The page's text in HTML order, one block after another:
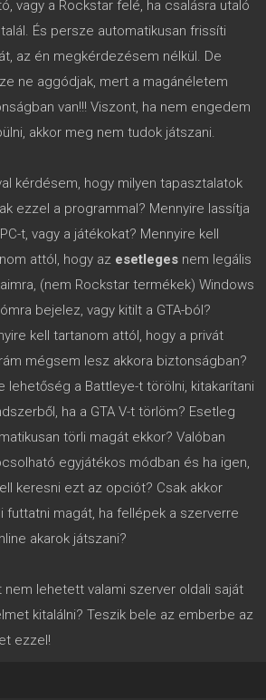
vagy a Rockstar felé, ha csalásra utaló
És persze automatikusan frissíti
az én megkérdezésem nélkül. De
ne aggódjak, mert a magánéletem
van!!! Viszont, ha nem engedem
akkor meg nem tudok játszani.
kérdésem, hogy milyen tapasztalatok
ezzel a programmal? Mennyire lassítja
t, vagy a játékokat? Mennyire kell
attól, hogy az esetleges nem legális
(nem Rockstar termékek) Windows
bejelez, vagy kitilt a GTA-ból?
kell tartanom attól, hogy a privát
mégsem lesz akkora biztonságban?
lehetőség a Battleye-t törölni, kitakarítani
ha a GTA V-t törlöm? Esetleg
törli magát ekkor? Valóban
egyjátékos módban és ha igen,
keresni ezt az opciót? Csak akkor
futtatni magát, ha fellépek a szerverre
akarok játszani?
nem lehetett valami szerver oldali saját
kitalálni? Teszik bele az emberbe az
ezzel!